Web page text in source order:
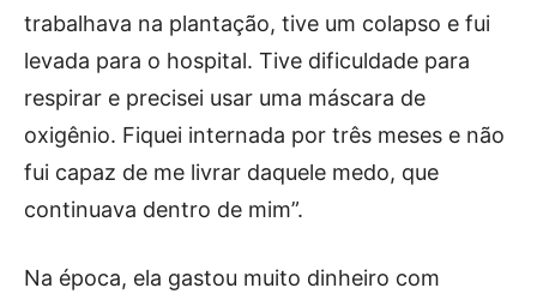
trabalhava na plantação, tive um colapso e fui
levada para o hospital. Tive dificuldade para
respirar e precisei usar uma máscara de
oxigênio. Fiquei internada por três meses e não
fui capaz de me livrar daquele medo, que
continuava dentro de mim”.
Na época, ela gastou muito dinheiro com